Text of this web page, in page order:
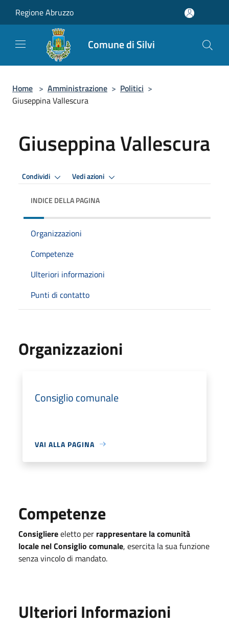
Regione Abruzzo
Comune di Silvi
Home > Amministrazione > Politici >
Giuseppina Vallescura
Giuseppina Vallescura
Condividi Vedi azioni
INDICE DELLA PAGINA
Organizzazioni
Competenze
Ulteriori informazioni
Punti di contatto
Organizzazioni
Consiglio comunale
VAI ALLA PAGINA
Competenze
Consigliereeletto per rappresentare la comunità
locale nel Consiglio comunale, esercita la sua funzione
senza vincolo di mandato.
Ulteriori Informazioni